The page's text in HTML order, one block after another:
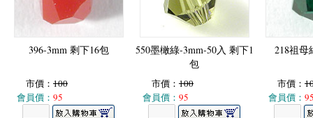
396-3mm 剩下16包
市價： 100
會員價： 95
550墨橄綠-3mm-50入 剩下1
包
市價： 100
會員價： 95
218祖母
市價：
會員價：